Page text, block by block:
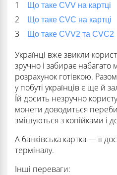
Що таке CVV на картці
Що таке CVC на картці
Що таке CVV2 та CVC2
Українці вже звикли
зручно і забирає
розрахунок готівкою.
у побуті українців є ще й
Їй досить незручно
монети доводиться
змішуються з копійками і
А банківська картка — її
терміналу.
Інші переваги: